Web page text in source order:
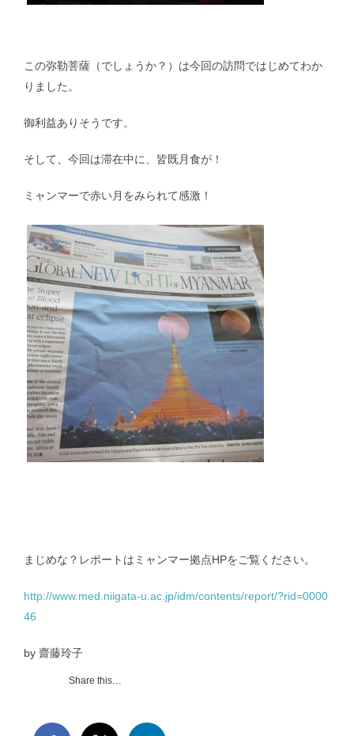
この弥勒菩薩（でしょうか？）は今回の訪問ではじめてわか
りました。
御利益ありそうです。
そして、今回は滞在中に、皆既月食が！
ミャンマーで赤い月をみられて感激！
まじめな？レポートはミャンマー拠点HPをご覧ください。
http://www.med.niigata-u.ac.jp/idm/contents/report/?rid=0000
46
by 齋藤玲子
Share this…